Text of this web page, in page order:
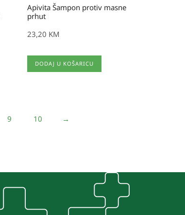
Apivita Šampon protiv masne
prhut
23,20 KM
DODAJ U KOŠARICU
9 10 →